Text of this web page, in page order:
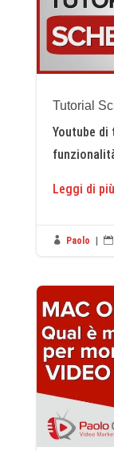
Tutorial
Youtube
Leggi di più
 Paolo 